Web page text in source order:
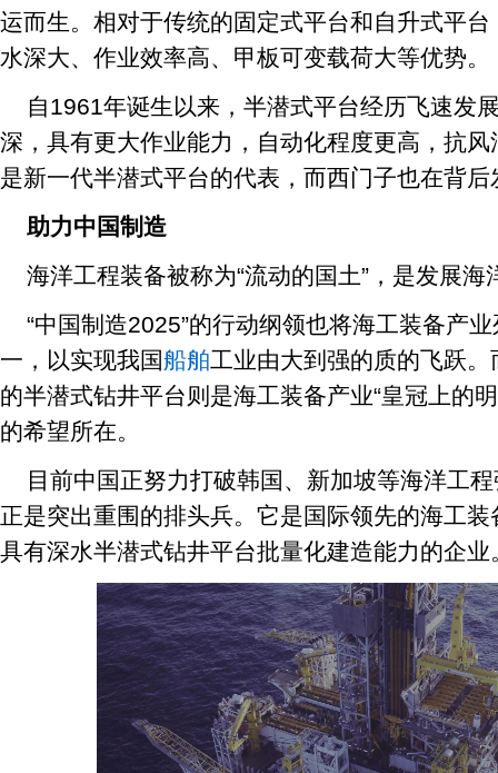
运而生。相对于传统的固定式平台和自升式平
水深大、作业效率高、甲板可变载荷大等优势。
自1961年诞生以来，半潜式平台经历飞速发
深，具有更大作业能力，自动化程度更高，抗风
是新一代半潜式平台的代表，而西门子也在背
助力中国制造
海洋工程装备被称为“流动的国土”，是发展
“中国制造2025”的行动纲领也将海工装备产
一，以实现我国船舶工业由大到强的质的飞跃
的半潜式钻井平台则是海工装备产业“皇冠上的
的希望所在。
目前中国正努力打破韩国、新加坡等海洋工
正是突出重围的排头兵。它是国际领先的海工
具有深水半潜式钻井平台批量化建造能力的企业